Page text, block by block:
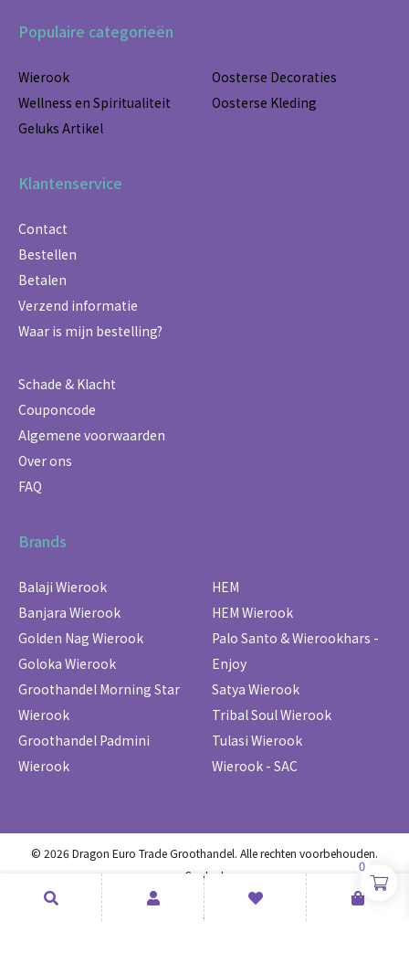
0
Populaire categorieën
Wierook
Wellness en Spiritualiteit
Geluks Artikel
Oosterse Decoraties
Oosterse Kleding
Klantenservice
Contact
Bestellen
Betalen
Verzend informatie
Waar is mijn bestelling?
Schade & Klacht
Couponcode
Algemene voorwaarden
Over ons
FAQ
Brands
Balaji Wierook
Banjara Wierook
Golden Nag Wierook
Goloka Wierook
Groothandel Morning Star
Wierook
Groothandel Padmini
Wierook
HEM
HEM Wierook
Palo Santo & Wierookhars -
Enjoy
Satya Wierook
Tribal Soul Wierook
Tulasi Wierook
Wierook - SAC
© 2026 Dragon Euro Trade Groothandel. Alle rechten voorbehouden.
Contact
Sitemap
Algemene voorwaarden